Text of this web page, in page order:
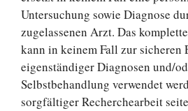
Untersuchung sowie Diagnose
zugelassenen Arzt. Das
kann in keinem Fall zur sicheren
eigenständiger Diagnosen und/
Selbstbehandlung verwendet
sorgfältiger Recherchearbeit